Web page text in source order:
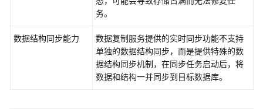
务。
数据结构同步能力 数据复制服务提供的实时同步功能不支持
单独的数据结构同步，而是提供特殊的数
据结构同步机制，在同步任务启动后，将
数据和结构一并同步到目标数据库。